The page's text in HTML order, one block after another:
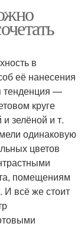
в
её нанесения
тенденция —
круге
зелёной и т.
одинаковую
цветов
помещениям
И всё же стоит